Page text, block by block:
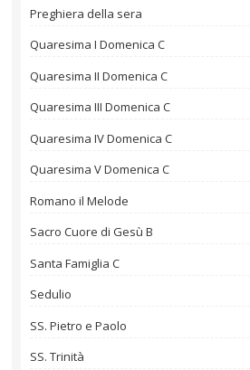
Preghiera della sera
Quaresima I Domenica C
Quaresima II Domenica C
Quaresima III Domenica C
Quaresima IV Domenica C
Quaresima V Domenica C
Romano il Melode
Sacro Cuore di Gesù B
Santa Famiglia C
Sedulio
SS. Pietro e Paolo
SS. Trinità